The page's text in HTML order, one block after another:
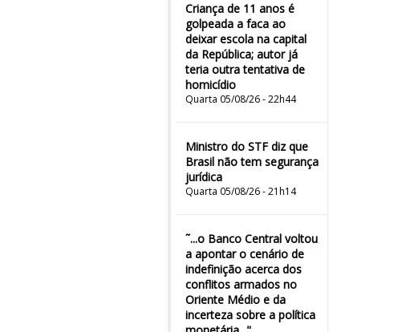
Criança de 11 anos é
golpeada a faca ao
deixar escola na capital
da República; autor já
teria outra tentativa de
homicídio
Quarta 05/08/26 - 22h44
Ministro do STF diz que
Brasil não tem segurança
jurídica
Quarta 05/08/26 - 21h14
˜...o Banco Central voltou
a apontar o cenário de
indefinição acerca dos
conflitos armados no
Oriente Médio e da
incerteza sobre a política